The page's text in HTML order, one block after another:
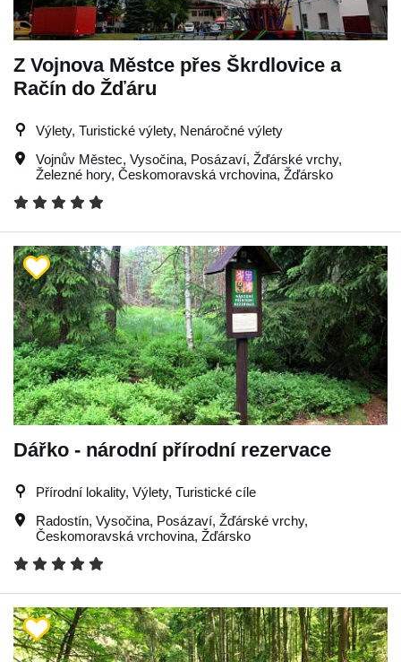
Z Vojnova Městce přes Škrdlovice a
Račín do Žďáru
Výlety, Turistické výlety, Nenáročné výlety
Vojnův Městec, Vysočina, Posázaví, Žďárské vrchy,
Železné hory, Českomoravská vrchovina, Žďársko
Dářko - národní přírodní rezervace
Přírodní lokality, Výlety, Turistické cíle
Radostín, Vysočina, Posázaví, Žďárské vrchy,
Českomoravská vrchovina, Žďársko